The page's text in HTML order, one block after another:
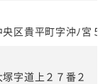
区貴平町字沖ﾉ宮５
字道上２７番２